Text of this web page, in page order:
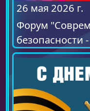
26 мая 2026 г.
Форум
безопасности